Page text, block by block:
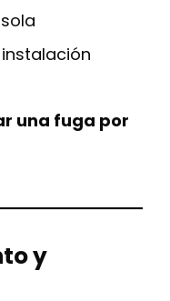
una fuga por
y